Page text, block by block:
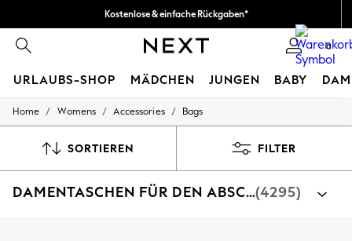
Kostenlose & einfache Rückgaben*
0
URLAUBS-SHOP MÄDCHEN JUNGEN BABY
HOLIDAY SHOP
All Swimwear
Beach Dresses & Kaftans
Home / Womens / Accessories / Bags
SORTIEREN FILTER
DAMENTASCHEN FÜR DEN ABSCHLUSSBALL(4295)